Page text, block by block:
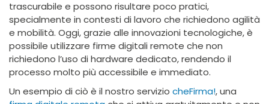
trascurabile e possono risultare poco pratici,
specialmente in contesti di lavoro che richiedono agilità
e mobilità. Oggi, grazie alle innovazioni tecnologiche, è
possibile utilizzare firme digitali remote che non
richiedono l’uso di hardware dedicato, rendendo il
processo molto più accessibile e immediato.
Un esempio di ciò è il nostro servizio cheFirma!, una